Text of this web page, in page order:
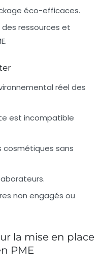
éco-efficaces.
ressources et
réel des
est incompatible
cosmétiques sans
non engagés ou
la mise en place
PME